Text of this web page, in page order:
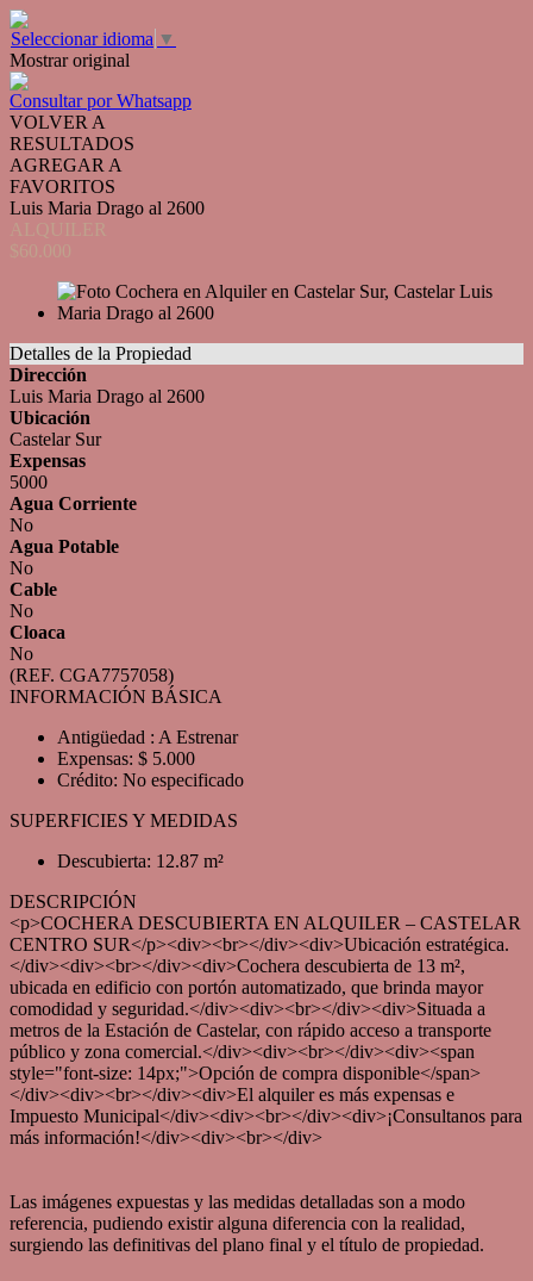
Seleccionar idioma ▼
Mostrar original
Consultar por Whatsapp
VOLVER A
RESULTADOS
AGREGAR A
FAVORITOS
Luis Maria Drago al 2600
ALQUILER
$60.000
Detalles de la Propiedad
Dirección
Luis Maria Drago al 2600
Ubicación
Castelar Sur
Expensas
5000
Agua Corriente
No
Agua Potable
No
Cable
No
Cloaca
No
(REF. CGA7757058)
INFORMACIÓN BÁSICA
Antigüedad : A Estrenar
Expensas: $ 5.000
Crédito: No especificado
SUPERFICIES Y MEDIDAS
Descubierta: 12.87 m²
DESCRIPCIÓN
<p>COCHERA DESCUBIERTA EN ALQUILER – CASTELAR
CENTRO SUR</p><div><br></div><div>Ubicación estratégica.
</div><div><br></div><div>Cochera descubierta de 13 m²,
ubicada en edificio con portón automatizado, que brinda mayor
comodidad y seguridad.</div><div><br></div><div>Situada a
metros de la Estación de Castelar, con rápido acceso a transporte
público y zona comercial.</div><div><br></div><div><span
style="font-size: 14px;">Opción de compra disponible</span>
</div><div><br></div><div>El alquiler es más expensas e
Impuesto Municipal</div><div><br></div><div>¡Consultanos para
más información!</div><div><br></div>
Las imágenes expuestas y las medidas detalladas son a modo
referencia, pudiendo existir alguna diferencia con la realidad,
surgiendo las definitivas del plano final y el título de propiedad.